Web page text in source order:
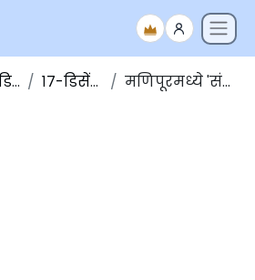
१७-डिसेंबर-२०१९ मणिपूरमध्ये 'संत्री महोत्सव' सुरु